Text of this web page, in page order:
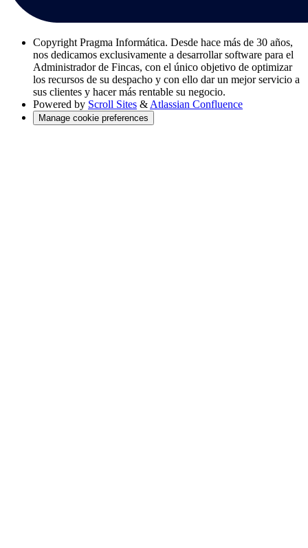
Copyright Pragma Informática. Desde hace más de 30 años,
nos dedicamos exclusivamente a desarrollar software para el
Administrador de Fincas, con el único objetivo de optimizar
los recursos de su despacho y con ello dar un mejor servicio a
sus clientes y hacer más rentable su negocio.
Powered by Scroll Sites & Atlassian Confluence
Manage cookie preferences